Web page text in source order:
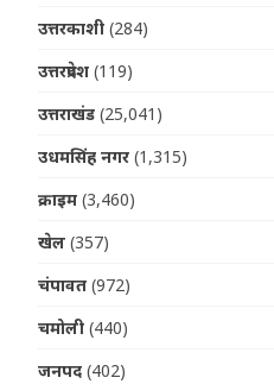
उत्तरकाशी (284)
उत्तरप्रदेश (119)
उत्तराखंड (25,041)
उधमसिंह नगर (1,315)
क्राइम (3,460)
खेल (357)
चंपावत (972)
चमोली (440)
जनपद (402)